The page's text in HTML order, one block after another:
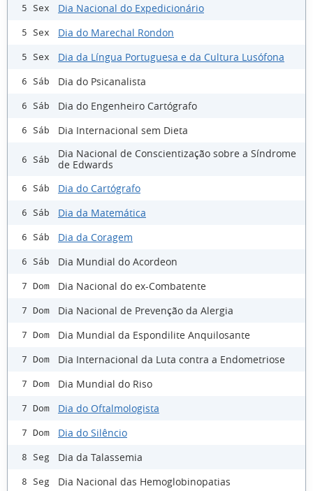
5 Sex Dia Nacional do Expedicionário
5 Sex Dia do Marechal Rondon
5 Sex Dia da Língua Portuguesa e da Cultura Lusófona
6 Sáb Dia do Psicanalista
6 Sáb Dia do Engenheiro Cartógrafo
6 Sáb Dia Internacional sem Dieta
6 Sáb
Dia Nacional de Conscientização sobre a Síndrome
de Edwards
6 Sáb Dia do Cartógrafo
6 Sáb Dia da Matemática
6 Sáb Dia da Coragem
6 Sáb Dia Mundial do Acordeon
7 Dom Dia Nacional do ex-Combatente
7 Dom Dia Nacional de Prevenção da Alergia
7 Dom Dia Mundial da Espondilite Anquilosante
7 Dom Dia Internacional da Luta contra a Endometriose
7 Dom Dia Mundial do Riso
7 Dom Dia do Oftalmologista
7 Dom Dia do Silêncio
8 Seg Dia da Talassemia
8 Seg Dia Nacional das Hemoglobinopatias